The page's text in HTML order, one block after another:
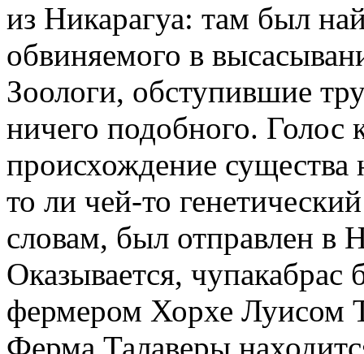
из Никарагуа: там был
обвиняемого в
Зоологи, обступившие
ничего подобного. Голос
происхождение существа
то ли чей-то
словам, был отправлен в
Оказывается, чупакабрас
фермером Хорхе Луисом